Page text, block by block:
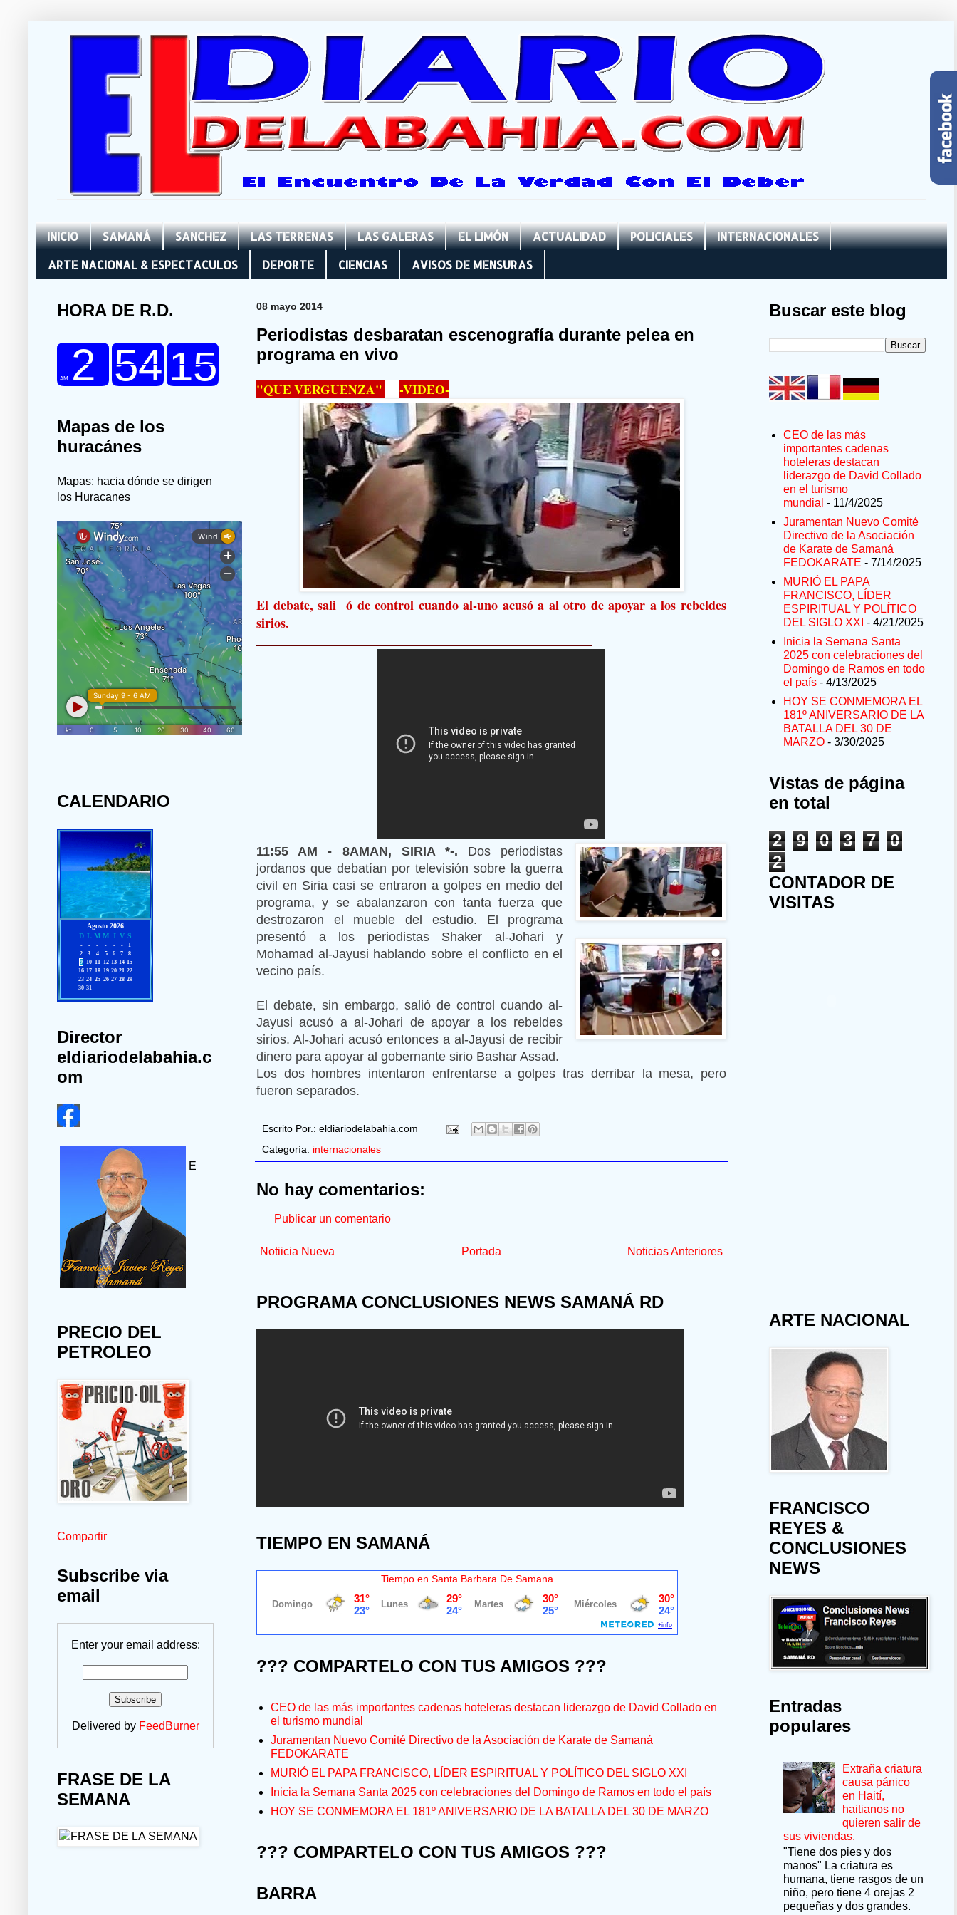
INICIO SAMANÁ SANCHEZ LAS TERRENAS LAS GALERAS EL LIMÓN ACTUALIDAD POLICIALES
INTERNACIONALES
ARTE NACIONAL & ESPECTACULOS
DEPORTE CIENCIAS AVISOS DE MENSURAS
08 mayo 2014
Periodistas desbaratan escenografía durante pelea en
programa en vivo
"QUE VERGUENZA" -VIDEO-
El debate, sali ó de control cuando al-uno acusó a al otro de apoyar a los rebeldes
sirios.
11:55 AM - 8AMAN, SIRIA *-. Dos periodistas
jordanos que debatían por televisión sobre la guerra
civil en Siria casi se entraron a golpes en medio del
programa, y se abalanzaron con tanta fuerza que
destrozaron el mueble del estudio. El programa
presentó a los periodistas Shaker al-Johari y
Mohamad al-Jayusi hablando sobre el conflicto en el
vecino país.
El debate, sin embargo, salió de control cuando al-
Jayusi acusó a al-Johari de apoyar a los rebeldes
sirios. Al-Johari acusó entonces a al-Jayusi de recibir
dinero para apoyar al gobernante sirio Bashar Assad.
Los dos hombres intentaron enfrentarse a golpes tras derribar la mesa, pero
fueron separados.
Escrito Por.: eldiariodelabahia.com
Categoría: internacionales
No hay comentarios:
Publicar un comentario
Notiicia Nueva Noticias Anteriores
Portada
PROGRAMA CONCLUSIONES NEWS SAMANÁ RD
TIEMPO EN SAMANÁ
Tiempo en Santa Barbara De Samana
??? COMPARTELO CON TUS AMIGOS ???
CEO de las más importantes cadenas hoteleras destacan liderazgo de David Collado en
el turismo mundial
Juramentan Nuevo Comité Directivo de la Asociación de Karate de Samaná
FEDOKARATE
MURIÓ EL PAPA FRANCISCO, LÍDER ESPIRITUAL Y POLÍTICO DEL SIGLO XXI
Inicia la Semana Santa 2025 con celebraciones del Domingo de Ramos en todo el país
HOY SE CONMEMORA EL 181º ANIVERSARIO DE LA BATALLA DEL 30 DE MARZO
??? COMPARTELO CON TUS AMIGOS ???
BARRA
HORA DE R.D.
Mapas de los
huracánes
Mapas: hacia dónde se dirigen
los Huracanes
CALENDARIO
Director
eldiariodelabahia.c
om
E
PRECIO DEL
PETROLEO
Compartir
Subscribe via
email
Enter your email address:
Delivered by FeedBurner
FRASE DE LA
SEMANA
Buscar este blog
CEO de las más
importantes cadenas
hoteleras destacan
liderazgo de David Collado
en el turismo
mundial - 11/4/2025
Juramentan Nuevo Comité
Directivo de la Asociación
de Karate de Samaná
FEDOKARATE - 7/14/2025
MURIÓ EL PAPA
FRANCISCO, LÍDER
ESPIRITUAL Y POLÍTICO
DEL SIGLO XXI - 4/21/2025
Inicia la Semana Santa
2025 con celebraciones del
Domingo de Ramos en todo
el país - 4/13/2025
HOY SE CONMEMORA EL
181º ANIVERSARIO DE LA
BATALLA DEL 30 DE
MARZO - 3/30/2025
Vistas de página
en total
2
9 0 3 7
0
2
CONTADOR DE
VISITAS
ARTE NACIONAL
FRANCISCO
REYES &
CONCLUSIONES
NEWS
Entradas
populares
Extraña criatura
causa pánico
en Haití,
haitianos no
quieren salir de
sus viviendas.
"Tiene dos pies y dos
manos" La criatura es
humana, tiene rasgos de un
niño, pero tiene 4 orejas 2
pequeñas y dos grandes.